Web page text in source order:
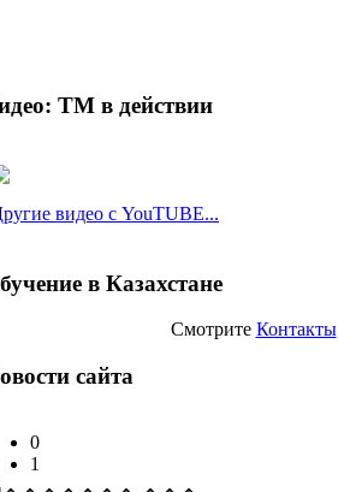
ТМ в действии
видео с YouTUBE...
в Казахстане
Смотрите Контакты
сайта
0
1